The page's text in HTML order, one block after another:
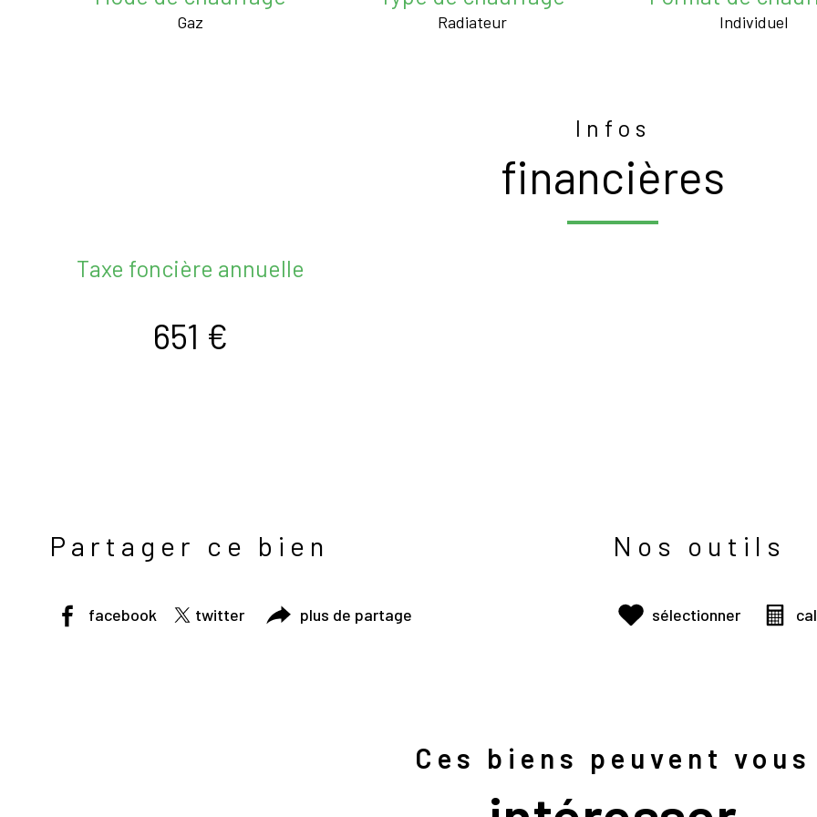
Gaz Radiateur Individuel
Infos
financières
Taxe foncière annuelle
651 €
Partager ce bien
facebook twitter plus de partage
Nos outils
sélectionner
Ces biens peuvent vous